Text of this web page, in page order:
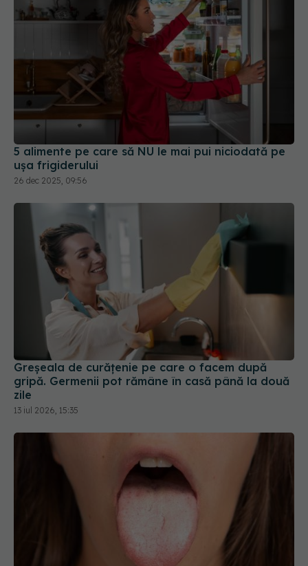
5 alimente pe care să NU le mai pui niciodată pe
ușa frigiderului
26 dec 2025, 09:56
Greșeala de curățenie pe care o facem după
gripă. Germenii pot rămâne în casă până la două
zile
13 iul 2026, 15:35